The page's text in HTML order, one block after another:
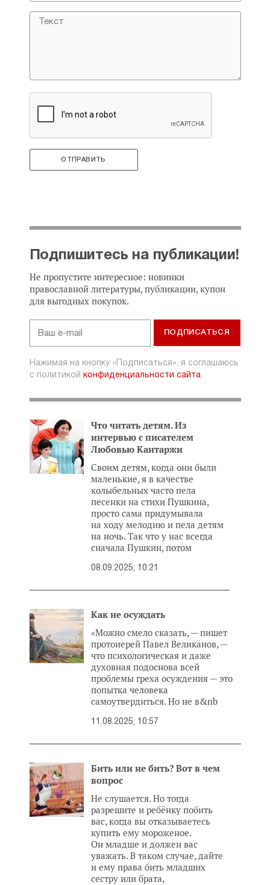
ОТПРАВИТЬ
2024 год".
Рейтинг:
Подпишитесь на публикации!
Не пропустите интересное: новинки
православной литературы, публикации, купон
для выгодных покупок.
Нажимая на кнопку «Подписаться», я соглашаюсь
с политикой конфиденциальности сайта
Что читать детям. Из
интервью с писателем
Любовью Кантаржи
Своим детям, когда они были
маленькие, я в качестве
колыбельных часто пела
песенки на стихи Пушкина,
просто сама придумывала
на ходу мелодию и пела детям
на ночь. Так что у нас всегда
сначала Пушкин, потом
08.09.2025, 10:21
Как не осуждать
«Можно смело сказать, — пишет
протоиерей Павел Великанов, —
что психологическая и даже
духовная подоснова всей
проблемы греха осуждения — это
попытка человека
самоутвердиться. Но не в&nb
11.08.2025, 10:57
Бить или не бить? Вот в чем
вопрос
Не слушается. Но тогда
разрешите и ребёнку побить
вас, когда вы отказываетесь
купить ему мороженое.
Он младше и должен вас
уважать. В таком случае, дайте
и ему права бить младших
сестру или брата,